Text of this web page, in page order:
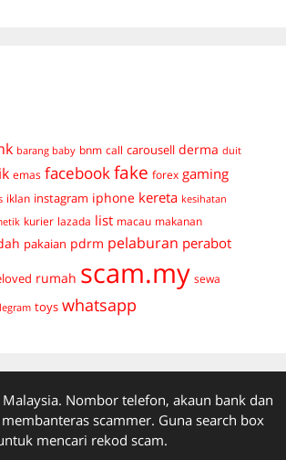
barang baby bnm call carousell derma duit
emas facebookfake forex gaming
iklan instagram iphone kereta kesihatan
kurier lazada list macau makanan
pakaian pdrm pelaburan perabot
rumah scam.my sewa
toys whatsapp
Nombor telefon, akaun bank dan
scammer. Guna search box
mencari rekod scam.